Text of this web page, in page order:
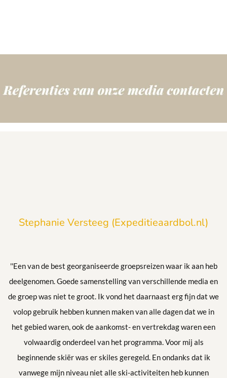
Stephanie Versteeg (Expeditieaardbol.nl)
''Een van de best georganiseerde groepsreizen waar ik aan heb
deelgenomen. Goede samenstelling van verschillende media en
de groep was niet te groot. Ik vond het daarnaast erg fijn dat we
volop gebruik hebben kunnen maken van alle dagen dat we in
het gebied waren, ook de aankomst- en vertrekdag waren een
volwaardig onderdeel van het programma. Voor mij als
beginnende skiër was er skiles geregeld. En ondanks dat ik
vanwege mijn niveau niet alle ski-activiteiten heb kunnen